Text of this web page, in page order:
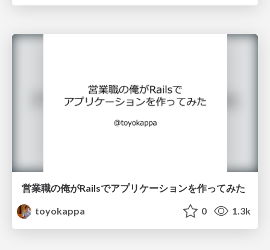
営業職の俺がRailsでアプリケーションを作ってみた
toyokappa
0 1.3k